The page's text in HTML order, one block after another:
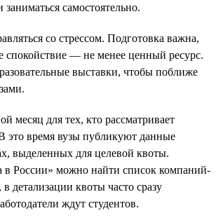
самостоятельно.
со стрессом. Подготовка важна,
спокойствие — не менее ценный ресурс.
выставки, чтобы поближе
месяц для тех, кто рассматривает
это время вузы публикуют данные
выделенных для целевой квоты.
в России» можно найти список компаний-
в детализации квоты часто сразу
ждут студентов.